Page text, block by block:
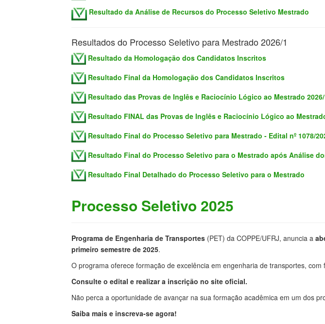
Resultado da Análise de Recursos do Processo Seletivo Mestrado
Resultados do Processo Seletivo para Mestrado 2026/1
Resultado da Homologação dos Candidatos Inscritos
Resultado Final da Homologação dos Candidatos Inscritos
Resultado das Provas de Inglês e Raciocínio Lógico ao Mestrado 2026/
Resultado FINAL das Provas de Inglês e Raciocínio Lógico ao
Resultado Final do Processo Seletivo para Mestrado - Edital nº 1078/
Resultado Final do Processo Seletivo para o Mestrado após Análise
Resultado Final Detalhado do Processo Seletivo para o Mestrado
Processo Seletivo 2025
Programa de Engenharia de Transportes (PET) da COPPE/UFRJ, anuncia a
primeiro semestre de 2025.
O programa oferece formação de excelência em engenharia de transportes,
Consulte o edital e realizar a inscrição no site oficial.
Não perca a oportunidade de avançar na sua formação acadêmica em um dos
Saiba mais e inscreva-se agora!